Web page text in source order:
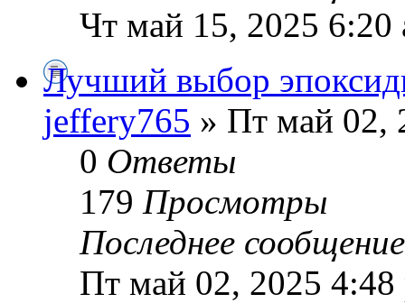
Чт май 15, 2025 6:20
Лучший выбор
jeffery765 » Пт май 02,
0 Ответы
179 Просмотры
Последнее
Пт май 02, 2025 4:48